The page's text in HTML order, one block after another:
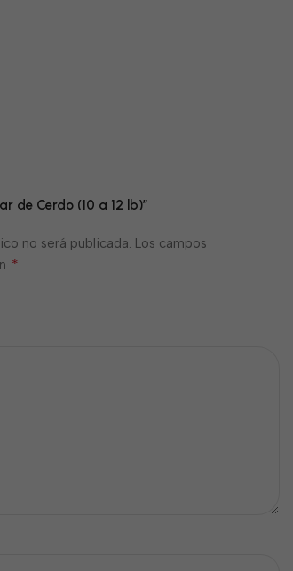
de Cerdo (10 a 12 lb)”
no será publicada. Los campos
*